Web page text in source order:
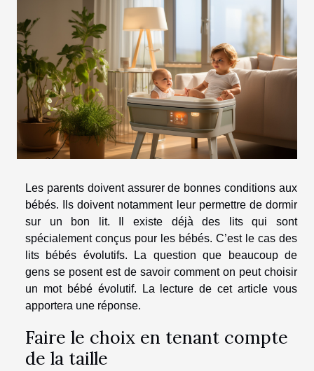
Les parents doivent assurer de bonnes conditions aux
bébés. Ils doivent notamment leur permettre de dormir
sur un bon lit. Il existe déjà des lits qui sont
spécialement conçus pour les bébés. C’est le cas des
lits bébés évolutifs. La question que beaucoup de
gens se posent est de savoir comment on peut choisir
un mot bébé évolutif. La lecture de cet article vous
apportera une réponse.
Faire le choix en tenant compte
de la taille